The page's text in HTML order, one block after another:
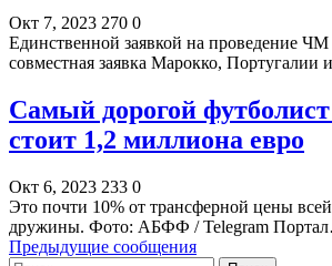
Окт 7, 2023 270 0
Единственной заявкой на проведение ЧМ
совместная заявка Марокко,
Самый дорогой
стоит 1,2 миллиона евро
Окт 6, 2023 233 0
Это почти 10% от трансферной цены
дружины. Фото: АБФФ / Telegram
Предыдущие сообщения